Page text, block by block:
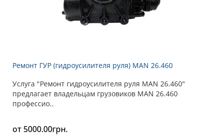
Ремонт ГУР (гидроусилителя руля) MAN 26.460
Услуга "Ремонт гидроусилителя руля MAN 26.460"
предлагает владельцам грузовиков MAN 26.460
профессио..
от 5000.00грн.